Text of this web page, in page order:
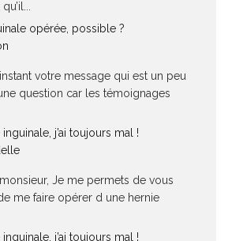
opérée, possible ?
votre message qui est un peu
question car les témoignages
j’ai toujours mal !
Je me permets de vous
me faire opérer d une hernie
j’ai toujours mal !